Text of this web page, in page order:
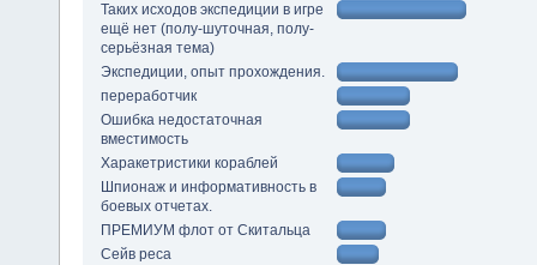
Таких исходов экспедиции в игре
ещё нет (полу-шуточная, полу-
серьёзная тема)
Экспедиции, опыт прохождения.
переработчик
Ошибка недостаточная
вместимость
Харакетристики кораблей
Шпионаж и информативность в
боевых отчетах.
ПРЕМИУМ флот от Скитальца
Сейв реса